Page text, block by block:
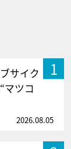
1
サイク
マツコ
2026.08.05